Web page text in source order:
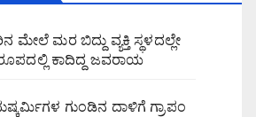
ಗಂಗಾಧರ ಗೌಡ ಆಗ್ರಹ
ಮೇಲೆ ಮರ ಬಿದ್ದು ವ್ಯಕ್ತಿ ಸ್ಥಳದಲ್ಲೇ
ಕಾದಿದ್ದ ಜವರಾಯ
ಗುಂಡಿನ ದಾಳಿಗೆ ಗ್ರಾಪಂ